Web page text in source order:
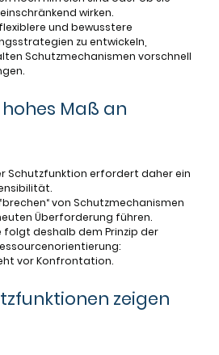
wirken.
und bewusstere
zu entwickeln,
Schutzmechanismen vorschnell
Maß an
Schutzfunktion erfordert daher ein
von Schutzmechanismen
Überforderung führen.
deshalb dem Prinzip der
vor Konfrontation.
zeigen